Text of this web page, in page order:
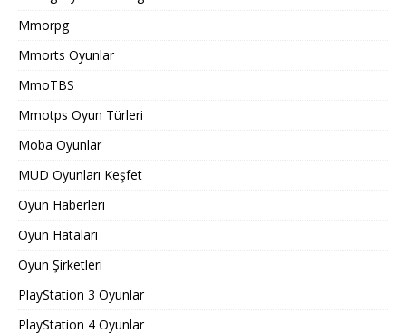
Mmorpg
Mmorts Oyunlar
MmoTBS
Mmotps Oyun Türleri
Moba Oyunlar
MUD Oyunları Keşfet
Oyun Haberleri
Oyun Hataları
Oyun Şirketleri
PlayStation 3 Oyunlar
PlayStation 4 Oyunlar